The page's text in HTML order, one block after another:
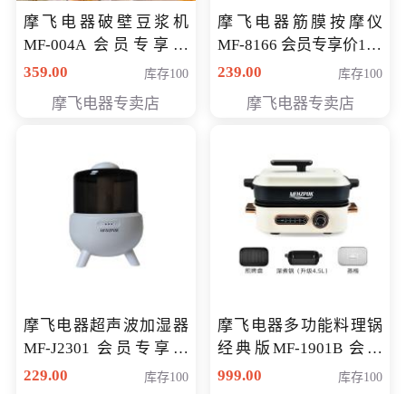
摩飞电器破壁豆浆机
MF-004A 会员专享价
168元
359.00 库存100
摩飞电器专卖店
摩飞电器筋膜按摩仪
MF-8166 会员专享价168
元
239.00 库存100
摩飞电器专卖店
摩飞电器超声波加湿器
MF-J2301 会员专享价
168元
229.00 库存100
摩飞电器多功能料理锅
经典版MF-1901B 会员
专享价399元
999.00 库存100